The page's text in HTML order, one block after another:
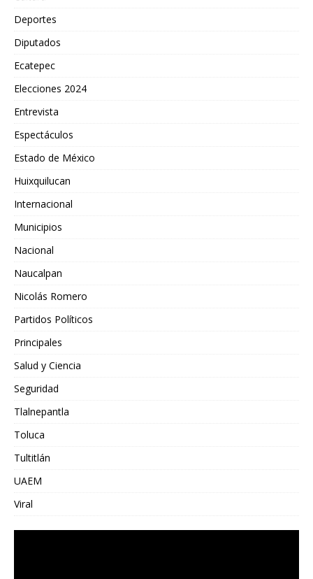
Deportes
Diputados
Ecatepec
Elecciones 2024
Entrevista
Espectáculos
Estado de México
Huixquilucan
Internacional
Municipios
Nacional
Naucalpan
Nicolás Romero
Partidos Políticos
Principales
Salud y Ciencia
Seguridad
Tlalnepantla
Toluca
Tultitlán
UAEM
Viral